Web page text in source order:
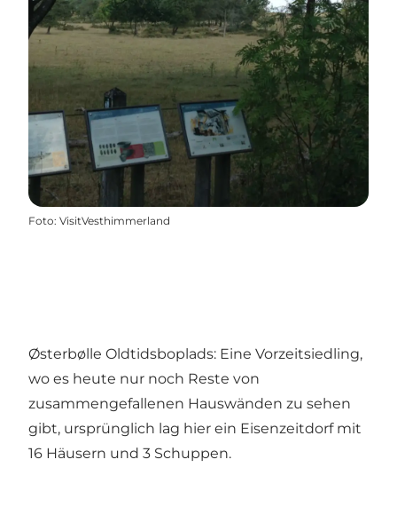
Foto: VisitVesthimmerland
Østerbølle Oldtidsboplads: Eine Vorzeitsiedling,
wo es heute nur noch Reste von
zusammengefallenen Hauswänden zu sehen
gibt, ursprünglich lag hier ein Eisenzeitdorf mit
16 Häusern und 3 Schuppen.